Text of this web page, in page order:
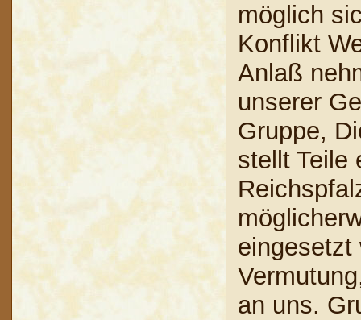
möglich
Konflikt
Anlaß
unserer
Gruppe,
stellt Teile
eingesetzt
an uns.